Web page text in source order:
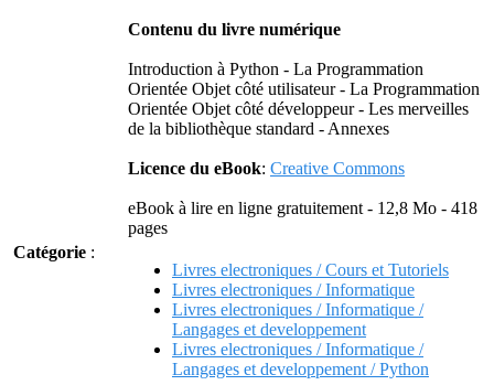
Contenu du livre numérique
Introduction à Python - La Programmation
Orientée Objet côté utilisateur - La Programmation
Orientée Objet côté développeur - Les merveilles
de la bibliothèque standard - Annexes
Licence du eBook: Creative Commons
eBook à lire en ligne gratuitement - 12,8 Mo - 418
pages
Catégorie :
Livres electroniques / Cours et Tutoriels
Livres electroniques / Informatique
Livres electroniques / Informatique /
Langages et developpement
Livres electroniques / Informatique /
Langages et developpement / Python